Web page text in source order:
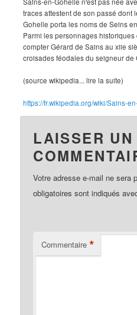
traces attestent de son passé dont
Gohelle porta les noms de Seins
Parmi les personnages
compter Gérard de Sains au xiie
croisades féodales du seigneur de
(source wikipedia... lire la suite)
https://fr.wikipedia.org/wiki/Sains-
LAISSER UN
Votre adresse e-mail ne sera
obligatoires sont indiqués
Commentaire *